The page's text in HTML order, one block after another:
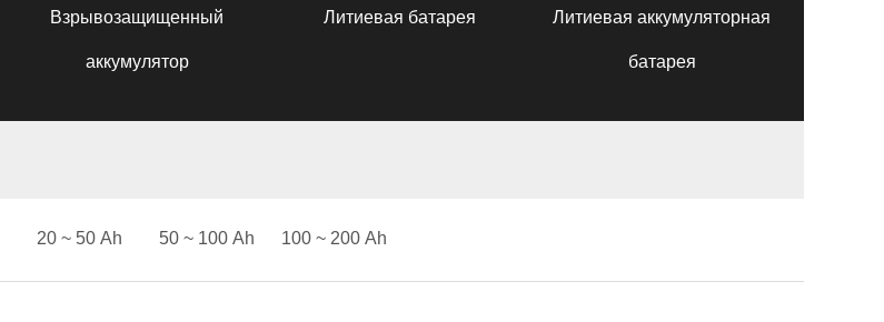
Взрывозащищенный
аккумулятор
Литиевая батарея Литиевая аккумуляторная
батарея
20 ~ 50 Аh 50 ~ 100 Аh 100 ~ 200 Аh